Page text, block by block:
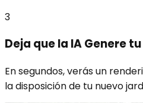
3
Deja que la IA Genere
En segundos, verás un
la disposición de tu nuevo